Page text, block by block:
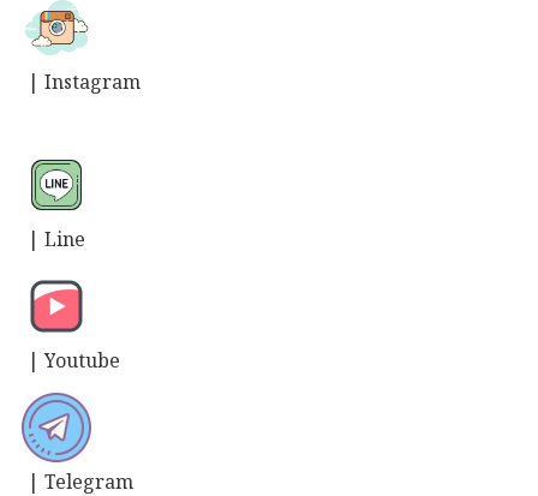
| Instagram
| Line
| Youtube
| Telegram